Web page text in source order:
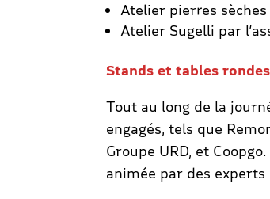
Atelier pierres
Atelier Sugelli par
Stands et tables rondes
Tout au long de la
engagés, tels que
Groupe URD, et
animée par des